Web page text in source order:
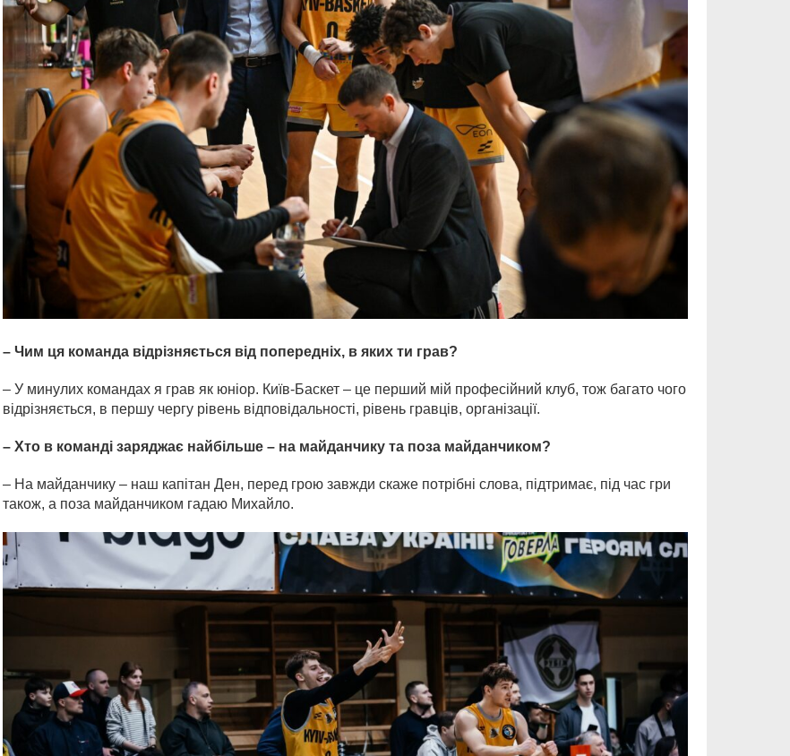
– Чим ця команда відрізняється від попередніх, в яких ти грав?
– У минулих командах я грав як юніор. Київ-Баскет – це перший мій професійний клуб, тож багато чого
відрізняється, в першу чергу рівень відповідальності, рівень гравців, організації.
– Хто в команді заряджає найбільше – на майданчику та поза майданчиком?
– На майданчику – наш капітан Ден, перед грою завжди скаже потрібні слова, підтримає, під час гри
також, а поза майданчиком гадаю Михайло.